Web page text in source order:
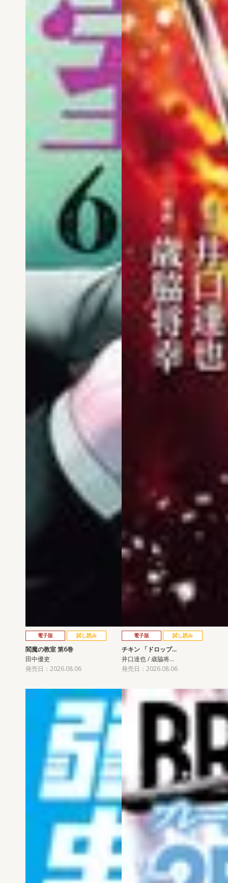
電子版 試し読み
閻魔の教室 第6巻
田中優吏
発売日：2026.08.06
電子版 試し読み
チキン 「ドロップ…
井口達也 / 歳脇将…
発売日：2026.08.06